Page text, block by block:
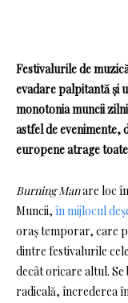
Festivalurile de
evadare palpitantă și
monotonia muncii
astfel de evenimente,
europene atrage
Burning Manare loc
Muncii, în mijlocul
oraș temporar, care
dintre festivalurile
decât oricare altul.
radicală, încrederea